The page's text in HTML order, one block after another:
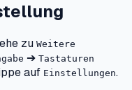
zu Weitere
➔ Tastaturen
auf Einstellungen.